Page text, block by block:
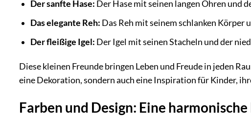
Der sanfte Hase: Der Hase mit seinen langen Ohren und
Das elegante Reh: Das Reh mit seinem schlanken
Der fleißige Igel: Der Igel mit seinen Stacheln und der
Diese kleinen Freunde bringen Leben und Freude in jeden
eine Dekoration, sondern auch eine Inspiration für Kinder,
Farben und Design: Eine